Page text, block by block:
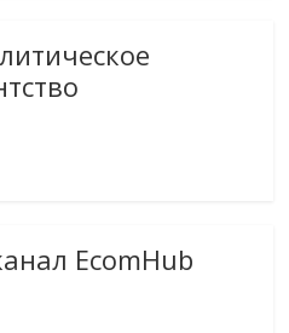
EcomHub